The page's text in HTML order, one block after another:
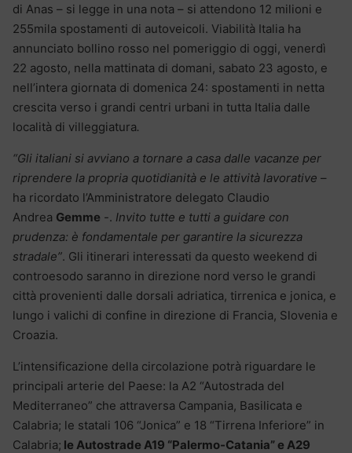
di Anas – si legge in una nota – si attendono 12 milioni e
255mila spostamenti di autoveicoli. Viabilità Italia ha
annunciato bollino rosso nel pomeriggio di oggi, venerdì
22 agosto, nella mattinata di domani, sabato 23 agosto, e
nell’intera giornata di domenica 24: spostamenti in netta
crescita verso i grandi centri urbani in tutta Italia dalle
località di villeggiatura.
“Gli italiani si avviano a tornare a casa dalle vacanze per
riprendere la propria quotidianità e le attività lavorative –
ha ricordato l’Amministratore delegato Claudio
Andrea Gemme -. Invito tutte e tutti a guidare con
prudenza: è fondamentale per garantire la sicurezza
stradale”. Gli itinerari interessati da questo weekend di
controesodo saranno in direzione nord verso le grandi
città provenienti dalle dorsali adriatica, tirrenica e jonica, e
lungo i valichi di confine in direzione di Francia, Slovenia e
Croazia.
L’intensificazione della circolazione potrà riguardare le
principali arterie del Paese: la A2 “Autostrada del
Mediterraneo” che attraversa Campania, Basilicata e
Calabria; le statali 106 “Jonica” e 18 “Tirrena Inferiore” in
Calabria; le Autostrade A19 “Palermo-Catania” e A29